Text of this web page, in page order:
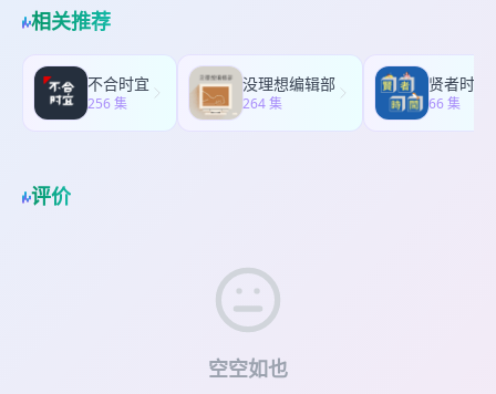
停滞十余年 [50:05] 不要因个案堵死这条路：基因治
B. Exclusive: Death of girl in Chinese gene-
editing trial was never made public. Science,
2026-07-23. Borrell, B. Four takeaways from our
investigation into a hidden gene-editing death.
《On Call：A Doctor's Journey in Public
香港治疗效果不佳后又回国做临床试验阶段的CAR-T
治疗。不少人对这个诊疗过程也有微词，质疑为什
么确诊如此滞后，后续的治疗方案乃至治疗地点选
择是否合理，等等。 今天就来聊聊淋巴瘤，夺去高
善文先生生命的那种淋巴瘤，以及如果网上流传的
微信聊天属实，他的诊疗过程里是否真的存在失
巴瘤，女性是55人里有一个得这种癌症。 人体主要
有两大类淋巴细胞，B细胞和T细胞。由于对DNA突
变的调控机制差异等因素，B细胞发生癌变的概率远
里的淋巴细胞白血病，都是B细胞癌变导致。 高善
相关推荐
不合时宜
256 集
没理想编辑部
264 集
贤者时间
66 集
评价
空空如也